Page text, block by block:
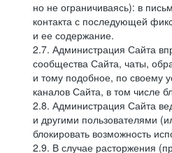
но не ограничиваясь): в
контакта с последующей
и ее содержание.
2.7. Администрация Сайта
сообщества Сайта, чаты,
и тому подобное, по своему
каналов Сайта, в том числе
2.8. Администрация Сайта
и другими пользователями
блокировать возможность
2.9. В случае расторжения